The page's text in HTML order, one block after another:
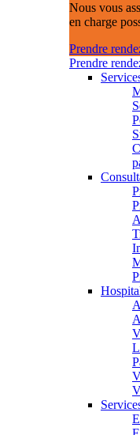
Nous vous
en charge
Prendre
Prendre